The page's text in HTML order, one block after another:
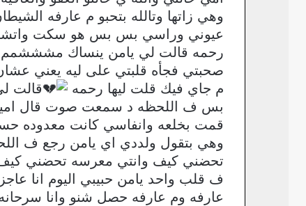
وهي زاتها وتالله بتحبو م عارفه
عيوني وراسي بس بس هو سكت
رحمه قالت لي يامن ينساك مشششمم
صحبتي فجأه قلبتي على ليه يعني
م جاي فيك قلت ليها رحمه
قالت
بس ف اللحظه د سمعت صوت قال امييي
قمت بخلعه وانفاسي كانت معدوده
وهي بتقول ولددي اي يامن رجع ف
تحضني كيف وانتي معرسه تحضني كيف
ف قلب واحد يامن حبيبي اليوم انا
عارفه وم عارفه حصل شنو وانا